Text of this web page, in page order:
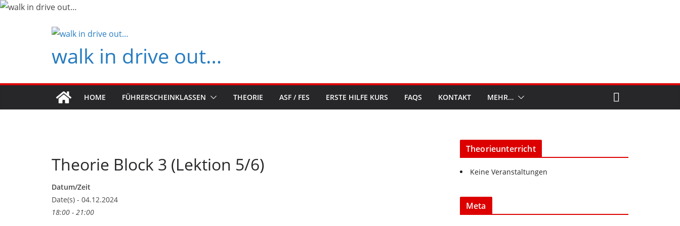
Zum
walk in drive out…
HOME FÜHRERSCHEINKLASSEN THEORIE ASF / FES ERSTE HILFE KURS FAQS KONTAKT MEHR…
Theorie Block 3 (Lektion 5/6)
Datum/Zeit
Date(s) - 04.12.2024
18:00 - 21:00
Theorieunterricht
Keine Veranstaltungen
Meta